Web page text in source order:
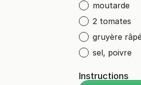
moutarde
2 tomates
gruyère
sel, poivre
Instructions